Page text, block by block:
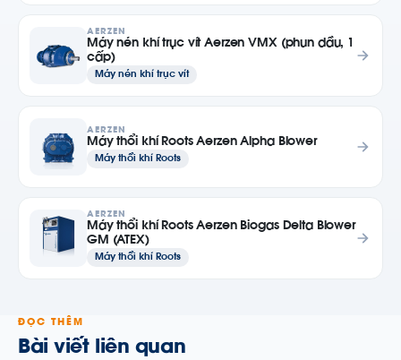
AERZEN
Máy nén khí trục vít Aerzen VMX (phun dầu, 1
cấp)
Máy nén khí trục vít
AERZEN
Máy thổi khí Roots Aerzen Alpha Blower
Máy thổi khí Roots
AERZEN
Máy thổi khí Roots Aerzen Biogas Delta Blower
GM (ATEX)
Máy thổi khí Roots
ĐỌC THÊM
Bài viết liên quan